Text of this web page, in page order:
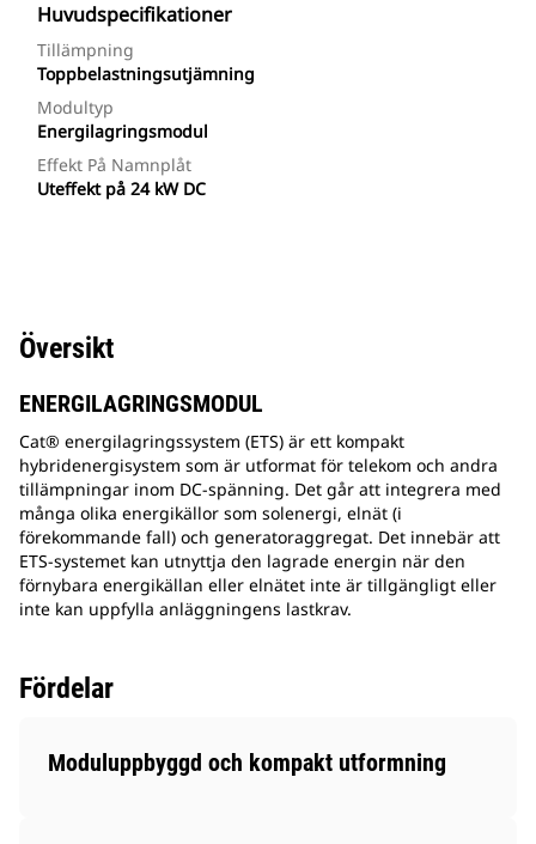
Huvudspecifikationer
Tillämpning
Toppbelastningsutjämning
Modultyp
Energilagringsmodul
Effekt På Namnplåt
Uteffekt på 24 kW DC
Översikt
ENERGILAGRINGSMODUL
Cat® energilagringssystem (ETS) är ett kompakt
hybridenergisystem som är utformat för telekom och andra
tillämpningar inom DC-spänning. Det går att integrera med
många olika energikällor som solenergi, elnät (i
förekommande fall) och generatoraggregat. Det innebär att
ETS-systemet kan utnyttja den lagrade energin när den
förnybara energikällan eller elnätet inte är tillgängligt eller
inte kan uppfylla anläggningens lastkrav.
Fördelar
Moduluppbyggd och kompakt utformning